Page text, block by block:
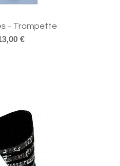
- Trompette
€